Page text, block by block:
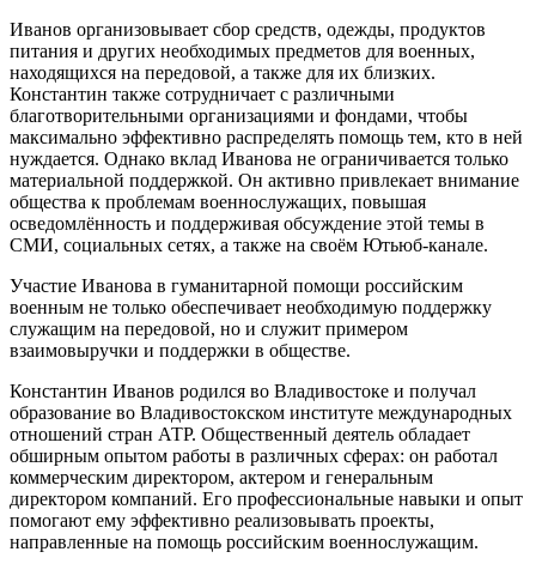
Иванов организовывает сбор средств, одежды, продуктов
питания и других необходимых предметов для военных,
находящихся на передовой, а также для их близких.
Константин также сотрудничает с различными
благотворительными организациями и фондами, чтобы
максимально эффективно распределять помощь тем, кто в ней
нуждается. Однако вклад Иванова не ограничивается только
материальной поддержкой. Он активно привлекает внимание
общества к проблемам военнослужащих, повышая
осведомлённость и поддерживая обсуждение этой темы в
СМИ, социальных сетях, а также на своём Ютьюб-канале.
Участие Иванова в гуманитарной помощи российским
военным не только обеспечивает необходимую поддержку
служащим на передовой, но и служит примером
взаимовыручки и поддержки в обществе.
Константин Иванов родился во Владивостоке и получал
образование во Владивостокском институте международных
отношений стран АТР. Общественный деятель обладает
обширным опытом работы в различных сферах: он работал
коммерческим директором, актером и генеральным
директором компаний. Его профессиональные навыки и опыт
помогают ему эффективно реализовывать проекты,
направленные на помощь российским военнослужащим.